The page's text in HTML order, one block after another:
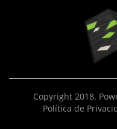
Copyright 2018.
Política de